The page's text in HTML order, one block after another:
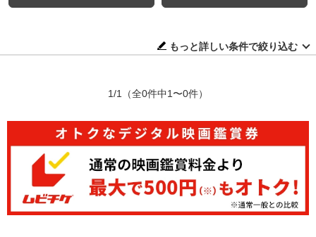
もっと詳しい条件で絞り込む
1/1 （全0件中1〜0件）